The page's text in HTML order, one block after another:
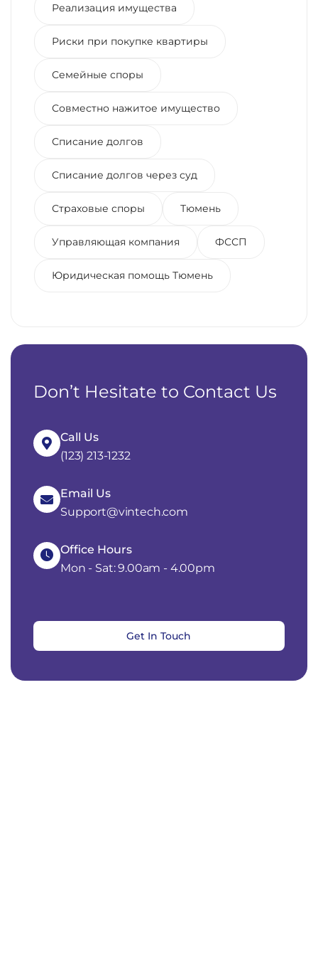
Реализация имущества
Риски при покупке квартиры
Семейные споры
Совместно нажитое имущество
Списание долгов
Списание долгов через суд
Страховые споры Тюмень
Управляющая компания ФССП
Юридическая помощь Тюмень
Don’t Hesitate to Contact Us
Call Us
(123) 213-1232
Email Us
Support@vintech.com
Office Hours
Mon - Sat: 9.00am - 4.00pm